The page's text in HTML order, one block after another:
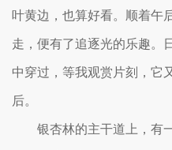
叶黄边，也算好看。顺着午
走，便有了追逐光的乐趣。
中穿过，等我观赏片刻，它
后。
银杏林的主干道上，有一